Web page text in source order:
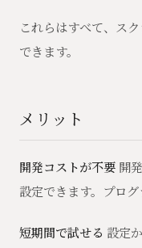
これらはすべて、ス
できます。
メリット
開発コストが不要 開
設定できます。プログ
短期間で試せる 設定